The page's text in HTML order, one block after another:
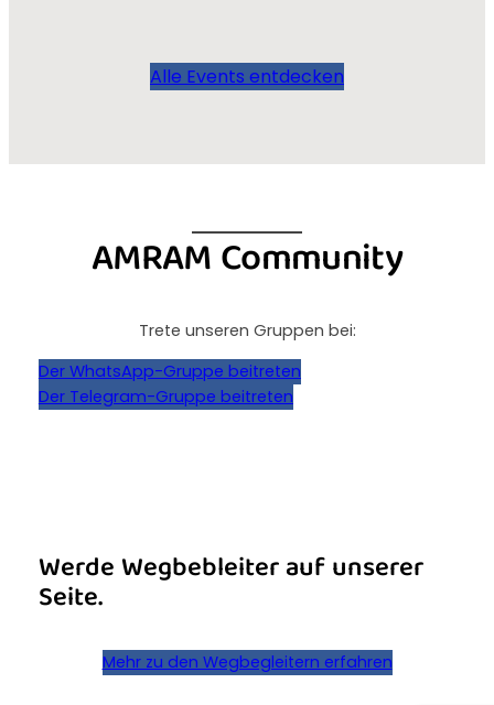
Alle Events entdecken
AMRAM Community
Trete unseren Gruppen bei:
Der WhatsApp-Gruppe beitreten
Der Telegram-Gruppe beitreten
Werde Wegbebleiter auf unserer
Seite.
Mehr zu den Wegbegleitern erfahren